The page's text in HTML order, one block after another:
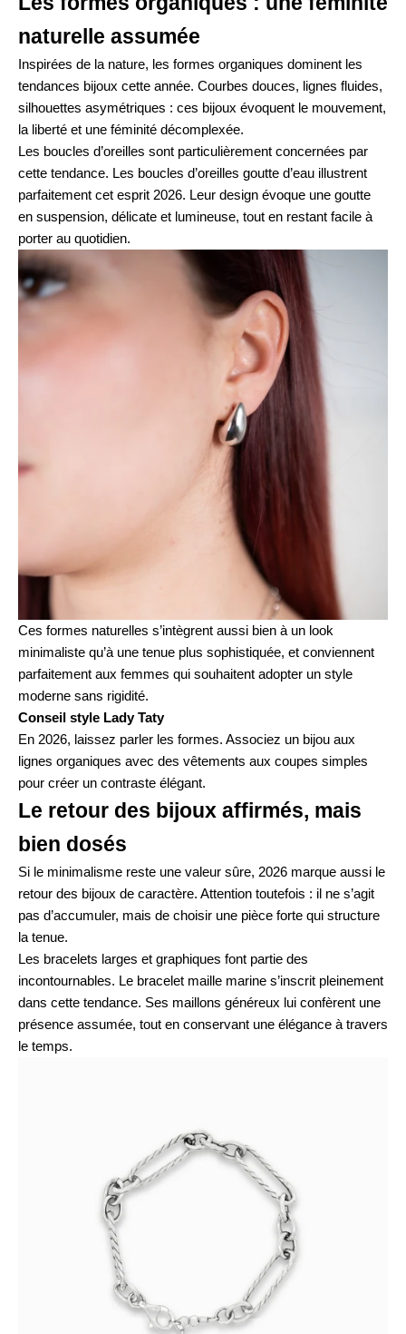
naturelle assumée
Inspirées de la nature, les formes organiques dominent les
tendances bijoux cette année. Courbes douces, lignes fluides,
silhouettes asymétriques : ces bijoux évoquent le mouvement,
la liberté et une féminité décomplexée.
Les boucles d’oreilles sont particulièrement concernées par
cette tendance. Les boucles d’oreilles goutte d’eau illustrent
parfaitement cet esprit 2026. Leur design évoque une goutte
en suspension, délicate et lumineuse, tout en restant facile à
porter au quotidien.
Ces formes naturelles s’intègrent aussi bien à un look
minimaliste qu’à une tenue plus sophistiquée, et conviennent
parfaitement aux femmes qui souhaitent adopter un style
moderne sans rigidité.
Conseil style Lady Taty
En 2026, laissez parler les formes. Associez un bijou aux
lignes organiques avec des vêtements aux coupes simples
pour créer un contraste élégant.
Le retour des bijoux affirmés, mais
bien dosés
Si le minimalisme reste une valeur sûre, 2026 marque aussi le
retour des bijoux de caractère. Attention toutefois : il ne s’agit
pas d’accumuler, mais de choisir une pièce forte qui structure
la tenue.
Les bracelets larges et graphiques font partie des
incontournables. Le bracelet maille marine s’inscrit pleinement
dans cette tendance. Ses maillons généreux lui confèrent une
présence assumée, tout en conservant une élégance à travers
le temps.